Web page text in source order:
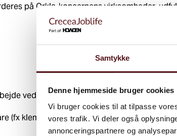
Samtykke
Denne hjemmeside bruger cookies
Vi bruger cookies til at tilpasse
vores trafik. Vi deler også
annonceringspartnere og
på Orkla-koncernens virksomheder,
ved rullebaner øverst på anlæg”)
(fx klemning)